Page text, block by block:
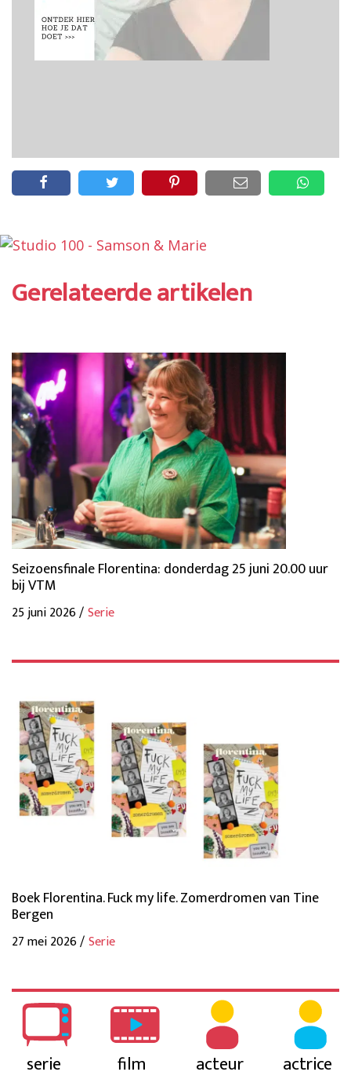
Gerelateerde artikelen
Seizoensfinale Florentina: donderdag 25 juni 20.00 uur
bij VTM
25 juni 2026 /Serie
Boek Florentina. Fuck my life. Zomerdromen van Tine
Bergen
27 mei 2026 /Serie
serie film acteur actrice